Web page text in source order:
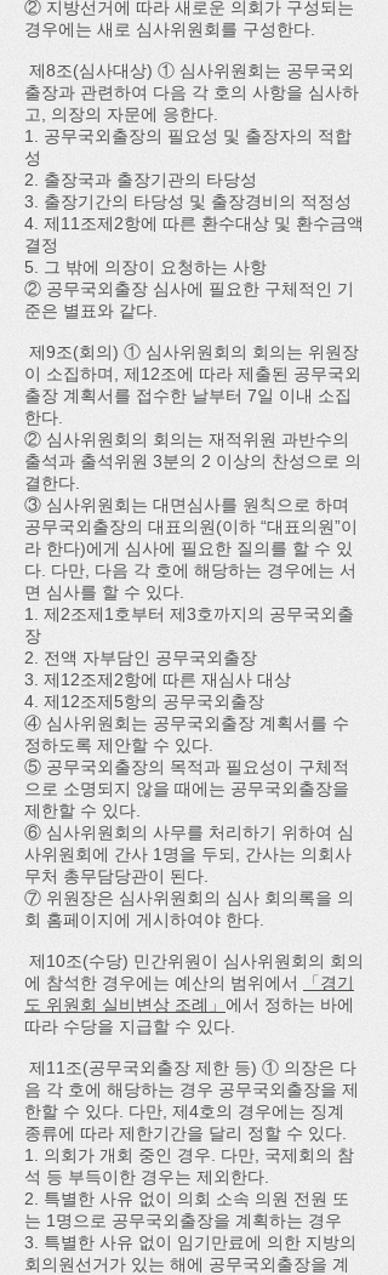
② 지방선거에 따라 새로운 의회가 구성되는
경우에는 새로 심사위원회를 구성한다.
제8조(심사대상) ① 심사위원회는 공무국외
출장과 관련하여 다음 각 호의 사항을 심사하
고, 의장의 자문에 응한다.
1. 공무국외출장의 필요성 및 출장자의 적합
성
2. 출장국과 출장기관의 타당성
3. 출장기간의 타당성 및 출장경비의 적정성
4. 제11조제2항에 따른 환수대상 및 환수금액
결정
5. 그 밖에 의장이 요청하는 사항
② 공무국외출장 심사에 필요한 구체적인 기
준은 별표와 같다.
제9조(회의) ① 심사위원회의 회의는 위원장
이 소집하며, 제12조에 따라 제출된 공무국외
출장 계획서를 접수한 날부터 7일 이내 소집
한다.
② 심사위원회의 회의는 재적위원 과반수의
출석과 출석위원 3분의 2 이상의 찬성으로 의
결한다.
③ 심사위원회는 대면심사를 원칙으로 하며
공무국외출장의 대표의원(이하 “대표의원”이
라 한다)에게 심사에 필요한 질의를 할 수 있
다. 다만, 다음 각 호에 해당하는 경우에는 서
면 심사를 할 수 있다.
1. 제2조제1호부터 제3호까지의 공무국외출
장
2. 전액 자부담인 공무국외출장
3. 제12조제2항에 따른 재심사 대상
4. 제12조제5항의 공무국외출장
④ 심사위원회는 공무국외출장 계획서를 수
정하도록 제안할 수 있다.
⑤ 공무국외출장의 목적과 필요성이 구체적
으로 소명되지 않을 때에는 공무국외출장을
제한할 수 있다.
⑥ 심사위원회의 사무를 처리하기 위하여 심
사위원회에 간사 1명을 두되, 간사는 의회사
무처 총무담당관이 된다.
⑦ 위원장은 심사위원회의 심사 회의록을 의
회 홈페이지에 게시하여야 한다.
제10조(수당) 민간위원이 심사위원회의 회의
에 참석한 경우에는 예산의 범위에서
「경기
도 위원회 실비변상 조례」 에서 정하는 바에
따라 수당을 지급할 수 있다.
제11조(공무국외출장 제한 등) ① 의장은 다
음 각 호에 해당하는 경우 공무국외출장을 제
한할 수 있다. 다만, 제4호의 경우에는 징계
종류에 따라 제한기간을 달리 정할 수 있다.
1. 의회가 개회 중인 경우. 다만, 국제회의 참
석 등 부득이한 경우는 제외한다.
2. 특별한 사유 없이 의회 소속 의원 전원 또
는 1명으로 공무국외출장을 계획하는 경우
3. 특별한 사유 없이 임기만료에 의한 지방의
회의원선거가 있는 해에 공무국외출장을 계